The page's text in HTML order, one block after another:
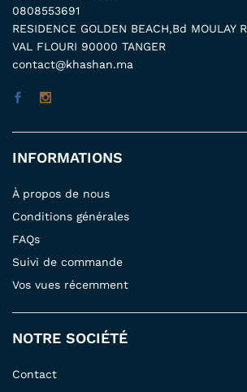
0808553691
RESIDENCE GOLDEN BEACH,Bd MOULAY
VAL FLOURI 90000 TANGER
contact@khashan.ma
INFORMATIONS
À propos de nous
Conditions générales
FAQs
Suivi de commande
Vos vues récemment
NOTRE SOCIÉTÉ
Contact